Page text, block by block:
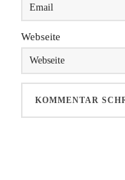
Webseite